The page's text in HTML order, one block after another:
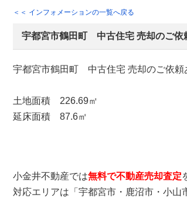
よくある質問 仲介手
媒介契約の種類とは 売却の
＜＜ インフォメーションの一覧へ戻る
宇都宮市鶴田町 中古住宅 売却のご依
宇都宮市鶴田町 中古住宅 売却のご依頼
土地面積 226.69㎡
延床面積 87.6㎡
小金井不動産では無料で不動産売却査定
対応エリアは「宇都宮市・鹿沼市・小山